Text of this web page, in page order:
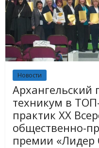
Новости
Архангельский
техникум в
практик XX
общественно-
премии «Лидер